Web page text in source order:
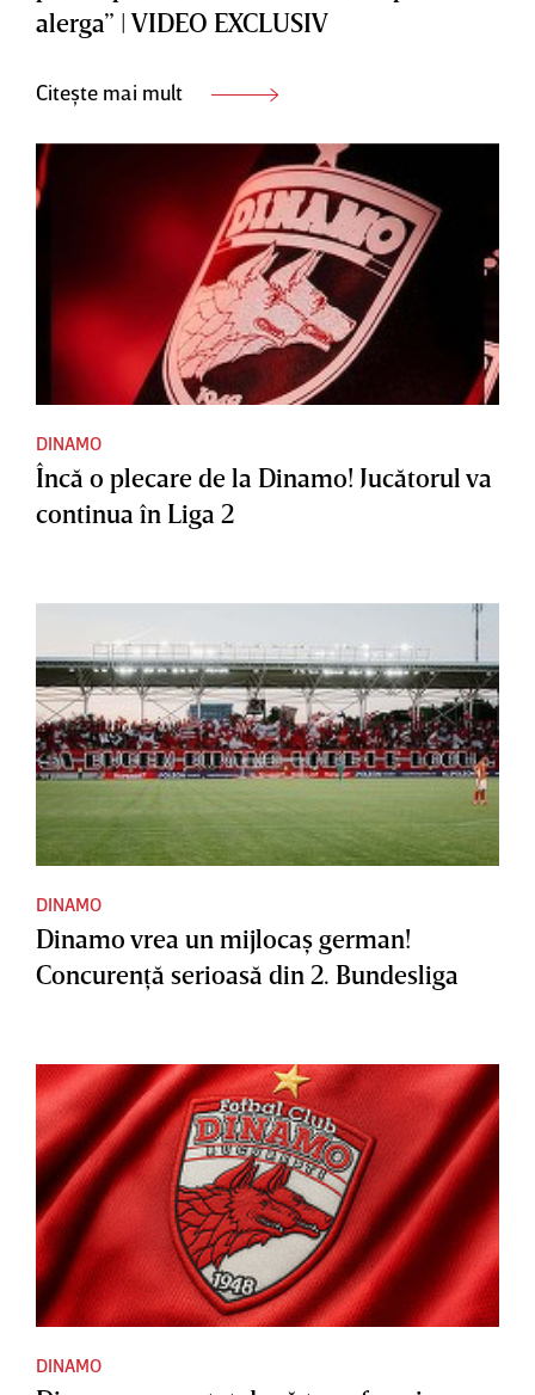
alerga” | VIDEO EXCLUSIV
Citește mai mult
DINAMO
Încă o plecare de la Dinamo! Jucătorul va
continua în Liga 2
DINAMO
Dinamo vrea un mijlocaş german!
Concurenţă serioasă din 2. Bundesliga
DINAMO